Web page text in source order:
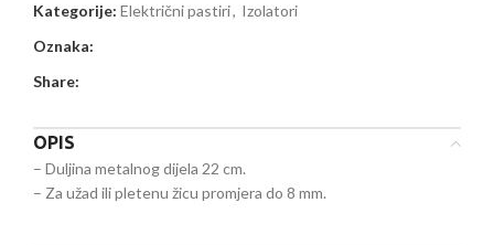
Kategorije: Električni pastiri, Izolatori
Oznaka:
Share:
OPIS
– Duljina metalnog dijela 22 cm.
– Za užad ili pletenu žicu promjera do 8 mm.